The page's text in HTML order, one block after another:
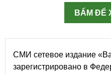
BẤM ĐỂ
СМИ сетевое издание
зарегистрировано в